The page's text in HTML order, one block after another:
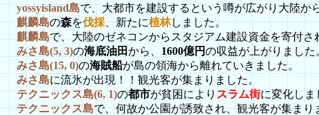
yossyisland島で、大都市を建設するという噂が広がり大陸か
麒麟島の森を伐採、新たに植林しました。
麒麟島で、大陸のゼネコンからスタジアム建設資金を寄付
みさ島(5, 3)の海底油田から、 1600億円の収益が上がりました
みさ島(15, 0)の海賊船が島の領海から離れていきました。
みさ島に流氷が出現！！観光客が集まりました。
テクニックス島(6, 1)の都市が貧困によりスラム街に変化しま
テクニックス島で、何故か公園が誘致され、観光客が集まり